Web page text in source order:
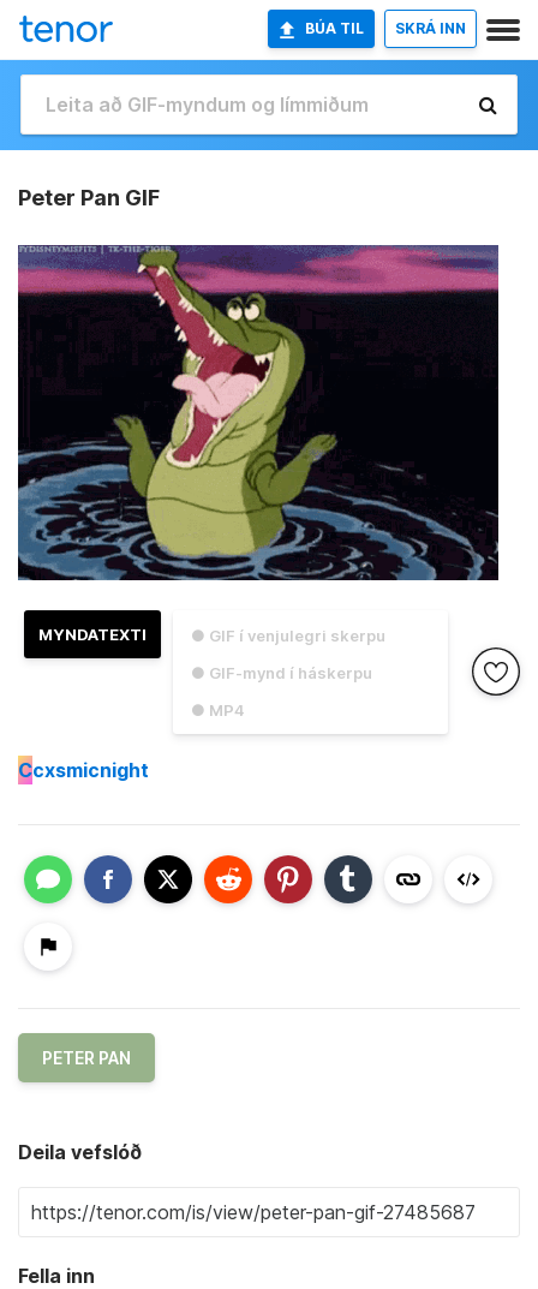
BÚA TIL SKRÁ INN
Peter Pan GIF
● GIF í venjulegri skerpu
● GIF-mynd í háskerpu
● MP4
MYNDATEXTI
Ccxsmicnight
PETER PAN
Deila vefslóð
Fella inn